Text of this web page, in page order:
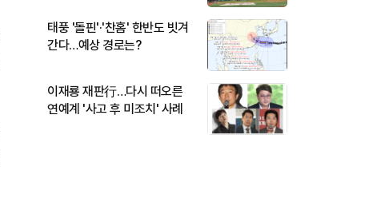
태풍 '돌핀'·'찬홈' 한반도 빗겨
간다…예상 경로는?
이재룡 재판行…다시 떠오른
연예계 '사고 후 미조치' 사례